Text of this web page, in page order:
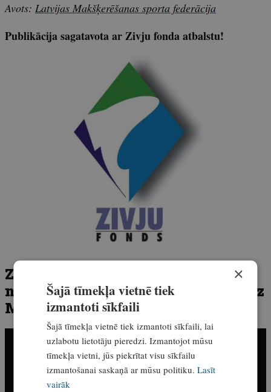
Avots: Latvijas Makšķerēšanas sporta federācija
Publikācija sagatavota ar Zivju fonda atbalstu!
Zviedrijas LIELĀKO paliju te
noķēra latvietis! Dodamies copēt uz
Malgomaju
×
Šajā tīmekļa vietnē tiek
izmantoti sīkfaili
Šajā tīmekļa vietnē tiek izmantoti sīkfaili, lai
uzlabotu lietotāju pieredzi. Izmantojot mūsu
tīmekļa vietni, jūs piekrītat visu sīkfailu
izmantošanai saskaņā ar mūsu politiku.Lasīt
vairāk